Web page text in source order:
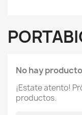
No hay
¡Estate atento!
productos.